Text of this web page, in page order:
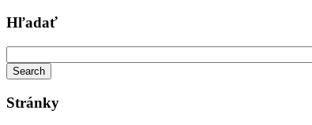
Hľadať
Stránky